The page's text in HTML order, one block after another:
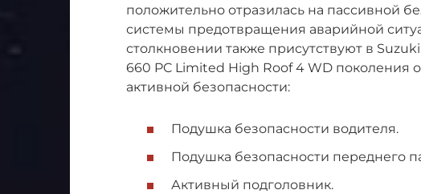
положительно отразилась на пассивной
системы предотвращения аварийной
столкновении также присутствуют в
660 PC Limited High Roof 4 WD
активной безопасности:
Подушка безопасности водителя.
Подушка безопасности переднего
Активный подголовник.